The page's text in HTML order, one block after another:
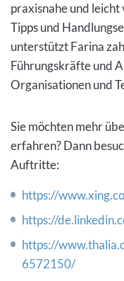
praxisnahe und
Tipps und
unterstützt Farina
Führungskräfte und
Organisationen und
Sie möchten mehr
erfahren? Dann
Auftritte:
https://
https://
https://
6572150/